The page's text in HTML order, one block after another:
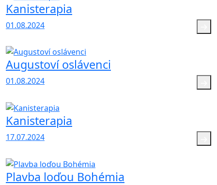
Kanisterapia
01.08.2024
Augustoví oslávenci
01.08.2024
Kanisterapia
17.07.2024
Plavba loďou Bohémia